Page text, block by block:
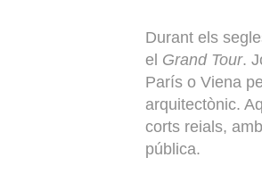
Durant els
el Grand Tour.
París o Viena
arquitectònic.
corts reials,
pública.